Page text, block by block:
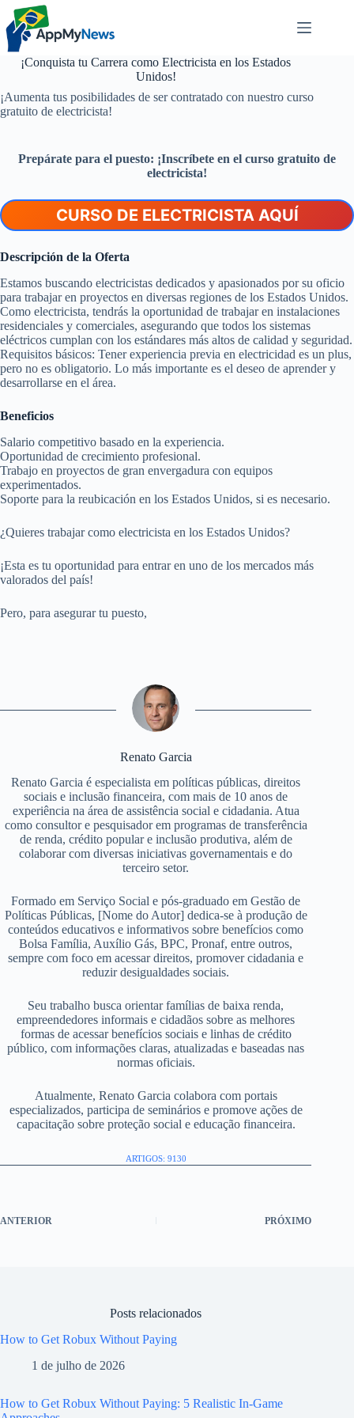
Pular
para
conteúdo
¡Conquista tu Carrera como Electricista en los Estados
Unidos!
¡Aumenta tus posibilidades de ser contratado con nuestro curso
gratuito de electricista!
Prepárate para el puesto: ¡Inscríbete en el curso gratuito de
electricista!
CURSO DE ELECTRICISTA AQUÍ
Descripción de la Oferta
Estamos buscando electricistas dedicados y apasionados por su oficio
para trabajar en proyectos en diversas regiones de los Estados Unidos.
Como electricista, tendrás la oportunidad de trabajar en instalaciones
residenciales y comerciales, asegurando que todos los sistemas
eléctricos cumplan con los estándares más altos de calidad y seguridad.
Requisitos básicos: Tener experiencia previa en electricidad es un plus,
pero no es obligatorio. Lo más importante es el deseo de aprender y
desarrollarse en el área.
Beneficios
Salario competitivo basado en la experiencia.
Oportunidad de crecimiento profesional.
Trabajo en proyectos de gran envergadura con equipos
experimentados.
Soporte para la reubicación en los Estados Unidos, si es necesario.
¿Quieres trabajar como electricista en los Estados Unidos?
¡Esta es tu oportunidad para entrar en uno de los mercados más
valorados del país!
Pero, para asegurar tu puesto,
Renato Garcia
Renato Garcia é especialista em políticas públicas, direitos
sociais e inclusão financeira, com mais de 10 anos de
experiência na área de assistência social e cidadania. Atua
como consultor e pesquisador em programas de transferência
de renda, crédito popular e inclusão produtiva, além de
colaborar com diversas iniciativas governamentais e do
terceiro setor.
Formado em Serviço Social e pós-graduado em Gestão de
Políticas Públicas, [Nome do Autor] dedica-se à produção de
conteúdos educativos e informativos sobre benefícios como
Bolsa Família, Auxílio Gás, BPC, Pronaf, entre outros,
sempre com foco em acessar direitos, promover cidadania e
reduzir desigualdades sociais.
Seu trabalho busca orientar famílias de baixa renda,
empreendedores informais e cidadãos sobre as melhores
formas de acessar benefícios sociais e linhas de crédito
público, com informações claras, atualizadas e baseadas nas
normas oficiais.
Atualmente, Renato Garcia colabora com portais
especializados, participa de seminários e promove ações de
capacitação sobre proteção social e educação financeira.
ARTIGOS: 9130
ANTERIOR PRÓXIMO
Posts relacionados
How to Get Robux Without Paying
1 de julho de 2026
How to Get Robux Without Paying: 5 Realistic In-Game